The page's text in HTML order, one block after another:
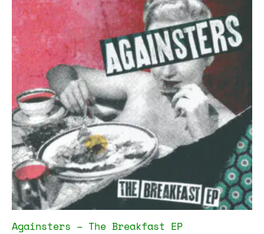
Againsters – The Breakfast EP